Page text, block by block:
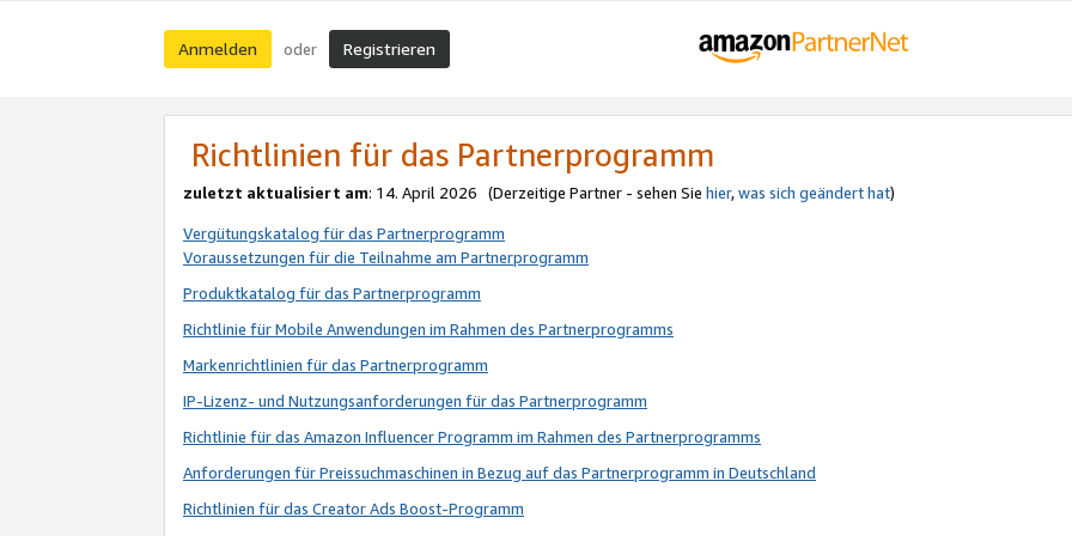
Anmelden oder Registrieren
Richtlinien für das Partnerprogramm
zuletzt aktualisiert am: 14. April 2026 (Derzeitige Partner - sehen Sie hier,was sich geändert hat)
Vergütungskatalog für das Partnerprogramm
Voraussetzungen für die Teilnahme am Partnerprogramm
Produktkatalog für das Partnerprogramm
Richtlinie für Mobile Anwendungen im Rahmen des Partnerprogramms
Markenrichtlinien für das Partnerprogramm
IP-Lizenz- und Nutzungsanforderungen für das Partnerprogramm
Richtlinie für das Amazon Influencer Programm im Rahmen des Partnerprogramms
Anforderungen für Preissuchmaschinen in Bezug auf das Partnerprogramm in Deutschland
Richtlinien für das Creator Ads Boost-Programm